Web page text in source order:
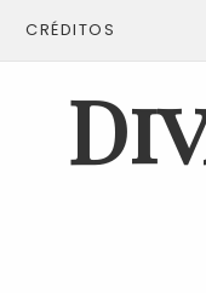
CRÉDITOS